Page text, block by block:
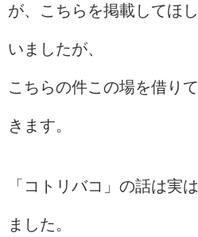
が、こちらを掲載してほ
いましたが、
こちらの件この場を借り
きます。
「コトリバコ」の話は実
ました。